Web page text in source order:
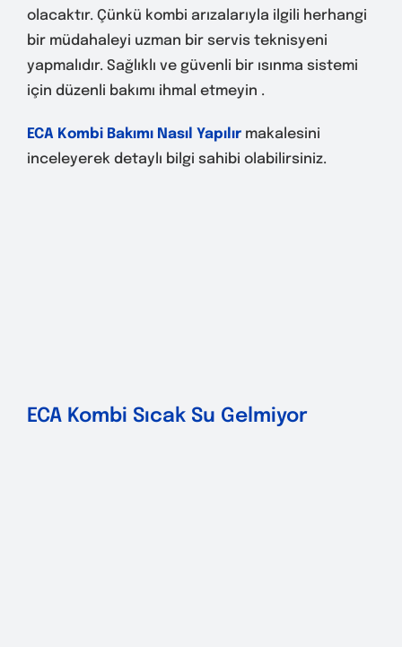
olacaktır. Çünkü kombi arızalarıyla ilgili herhangi
bir müdahaleyi uzman bir servis teknisyeni
yapmalıdır. Sağlıklı ve güvenli bir ısınma sistemi
için düzenli bakımı ihmal etmeyin .
ECA Kombi Bakımı Nasıl Yapılır makalesini
inceleyerek detaylı bilgi sahibi olabilirsiniz.
ECA Kombi Sıcak Su Gelmiyor